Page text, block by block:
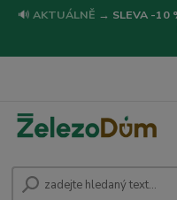
🔊 AKTUÁLNĚ → SLEVA -10